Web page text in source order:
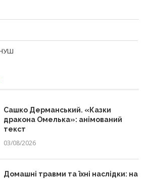
Сашко Дерманський. «Казки
дракона Омелька»: анімований
текст
03/08/2026
Домашні травми та їхні наслідки: на